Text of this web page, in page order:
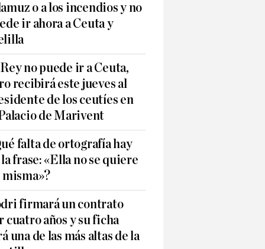
o a los incendios y no
ir ahora a Ceuta y
no puede ir a Ceuta,
recibirá este jueves al
de los ceutíes en
de Marivent
falta de ortografía hay
frase: «Ella no se quiere
misma»?
firmará un contrato
cuatro años y su ficha
una de las más altas de la